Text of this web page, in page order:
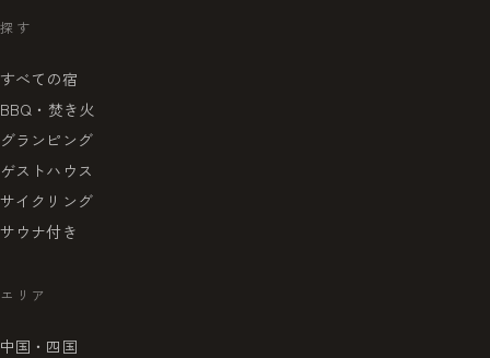
探す
すべての宿
BBQ・焚き火
グランピング
ゲストハウス
サイクリング
サウナ付き
エリア
中国・四国